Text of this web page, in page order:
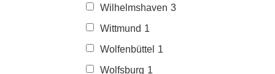
Wilhelmshaven 3
Wittmund 1
Wolfenbüttel 1
Wolfsburg 1